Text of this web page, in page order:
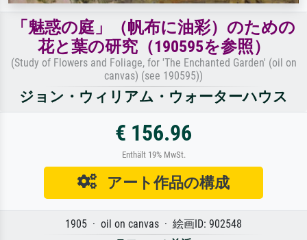
「魅惑の庭」（帆布に油彩）のための
花と葉の研究（190595を参照）
(Study of Flowers and Foliage, for 'The Enchanted Garden' (oil on
canvas) (see 190595))
ジョン・ウィリアム・ウォーターハウス
€ 156.96
Enthält 19% MwSt.
アート作品の構成
1905 · oil on canvas · 絵画ID: 902548